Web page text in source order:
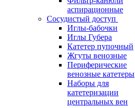
аспирационные
Сосудистый доступ
Иглы-бабочки
Иглы Губера
Катетер пупочный
Жгуты венозные
Периферические
венозные катетеры
Наборы для
катетеризации
центральных вен